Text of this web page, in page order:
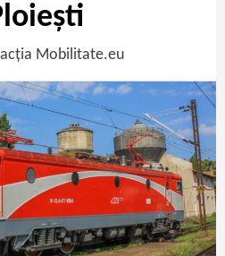
Mobilitate.eu